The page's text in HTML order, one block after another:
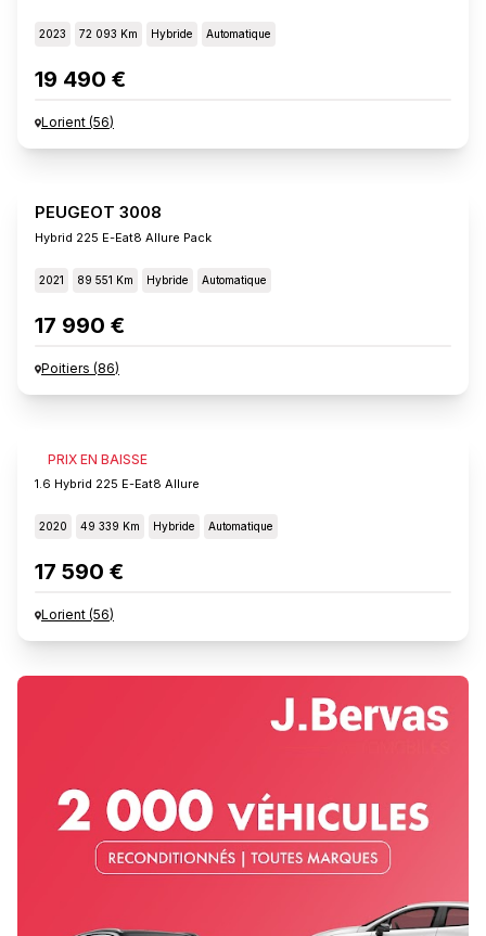
2023 72 093 Km Hybride Automatique
19 490 €
Lorient (56)
PEUGEOT 3008
Hybrid 225 E-Eat8 Allure Pack
2021 89 551 Km Hybride Automatique
17 990 €
Poitiers (86)
PRIX EN BAISSE
PEUGEOT 3008
1.6 Hybrid 225 E-Eat8 Allure
2020 49 339 Km Hybride Automatique
17 590 €
Lorient (56)